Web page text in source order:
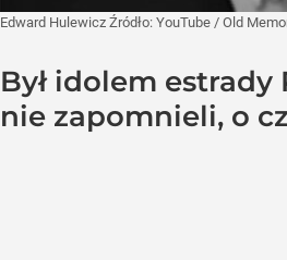
Edward Hulewicz Źródło: YouTube / Old
Był idolem estrady
nie zapomnieli, o